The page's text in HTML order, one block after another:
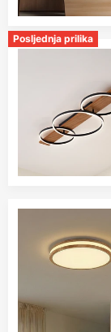
Posljednja prilika